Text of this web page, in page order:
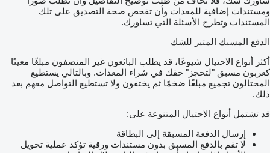
ومستندات إضافية للمعدات وأن تفحص صحة التصديق على تلك
المستندات وتطرح الأسئلة التي تساورك.
الدفع المسبك المثير للشك
أكثر أنواع الاحتيال شيوعًا، قد يطلب البائعون غير المنصفون مبلغًا معينًا
كعربون مسبق "لتحجز" حقك في شراء المعدات. وبالتالي يستطيع
المحتالون تجميع مبلغًا ضخمًا ثم يختفون ولا تستطيع التواصل معهم بعد
ذلك.
قد تشتمل أنواع الاحتيال المتنوعة على:
إرسال الدفعة المسبقة إلى البطاقة
لا تقم بالدفع المسبق بدون مستندات ورقية تؤكد عملية تحويل